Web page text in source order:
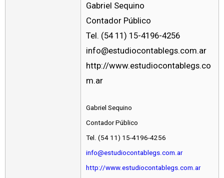
Gabriel Sequino
Contador Público
Tel. (54 11) 15-4196-4256
info@estudiocontablegs.com.ar
http://www.estudiocontablegs.co
m.ar
Gabriel Sequino
Contador Público
Tel. (54 11) 15-4196-4256
info@estudiocontablegs.com.ar
http://www.estudiocontablegs.com.ar